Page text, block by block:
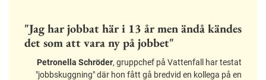
"Jag har jobbat här i 13 år men ändå kändes
det som att vara ny på jobbet"
Petronella Schröder, gruppchef på Vattenfall har testat
"jobbskuggning" där hon fått gå bredvid en kollega på en